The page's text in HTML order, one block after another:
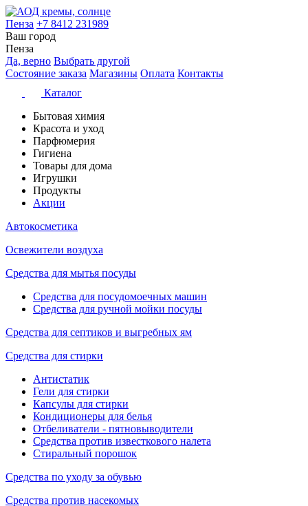
Пенза +7 8412 231989
Ваш город
Пенза
Да, верно Выбрать другой
Состояние заказа Магазины Оплата Контакты
Каталог
Бытовая химия
Красота и уход
Парфюмерия
Гигиена
Товары для дома
Игрушки
Продукты
Акции
Автокосметика
Освежители воздуха
Средства для мытья посуды
Средства для посудомоечных машин
Средства для ручной мойки посуды
Средства для септиков и выгребных ям
Средства для стирки
Антистатик
Гели для стирки
Капсулы для стирки
Кондиционеры для белья
Отбеливатели - пятновыводители
Средства против известкового налета
Стиральный порошок
Средства по уходу за обувью
Средства против насекомых